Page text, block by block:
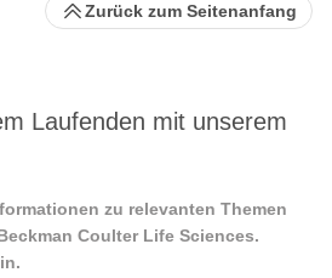
Laufenden mit unserem
zu relevanten Themen
Coulter Life Sciences.
Zurück zum Seitenanfang